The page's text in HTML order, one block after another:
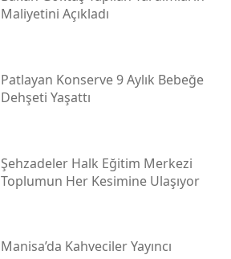
Maliyetini Açıkladı
Patlayan Konserve 9 Aylık Bebeğe
Dehşeti Yaşattı
Şehzadeler Halk Eğitim Merkezi
Toplumun Her Kesimine Ulaşıyor
Manisa’da Kahveciler Yayıncı